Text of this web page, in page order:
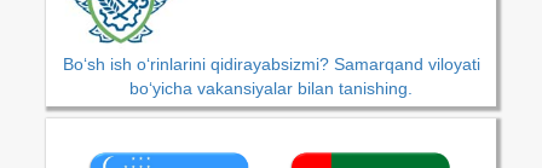
Bo‘sh ish o‘rinlarini qidirayabsizmi? Samarqand viloyati
bo‘yicha vakansiyalar bilan tanishing.